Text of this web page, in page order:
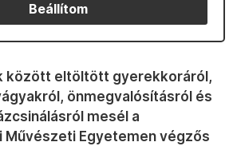
Beállítom
között eltöltött gyerekkoráról,
önmegvalósításról és
mesél a
Művészeti Egyetemen végzős